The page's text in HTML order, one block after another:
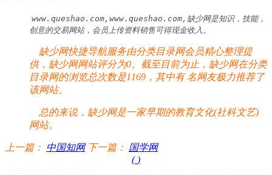
www.queshao.com,www.queshao.com,缺少网是知识，技能，
创意的交易网站，会员上传资料销售可得现金收入。
缺少网快捷导航服务由分类目录网会员精心整理提
供，缺少网网站评分为0。截至目前为止，缺少网在分类
目录网的浏览总次数是1169，其中有名网友极力推荐了
该网站。
总的来说，缺少网是一家早期的教育文化(社科文艺)
网站。
上一篇： 中国知网 下一篇： 国学网
( )